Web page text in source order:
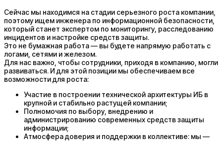
Сейчас мы находимся на стадии серьезного роста компании,
поэтому ищем инженера по информационной безопасности,
который станет экспертом по мониторингу, расследованию
инцидентов и настройке средств защиты.
Это не бумажная работа — вы будете напрямую работать с
логами, сетями и железом.
Для нас важно, чтобы сотрудники, приходя в компанию, могли
развиваться. И для этой позиции мы обеспечиваем все
возможности для роста:
Участие в построении технической архитектуры ИБ в
крупной и стабильно растущей компании;
Полномочия по выбору, внедрению и
администрированию современных средств защиты
информации;
Атмосфера доверия и поддержки в коллективе: мы —